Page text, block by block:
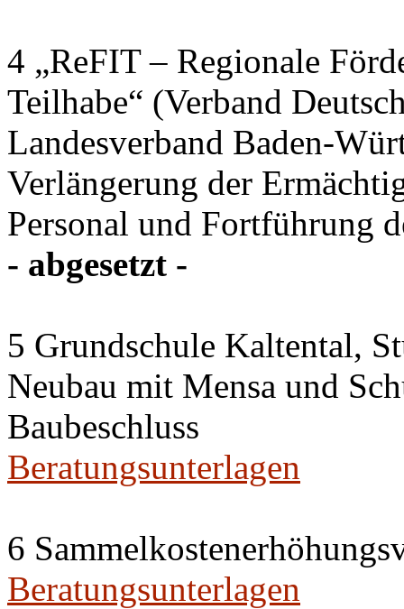
4 „ReFIT – Regionale
Teilhabe“ (Verband
Landesverband Baden-
Verlängerung der
Personal und Fortführung
- abgesetzt -
5 Grundschule Kaltental,
Neubau mit Mensa und
Baubeschluss
Beratungsunterlagen
6
Beratungsunterlagen